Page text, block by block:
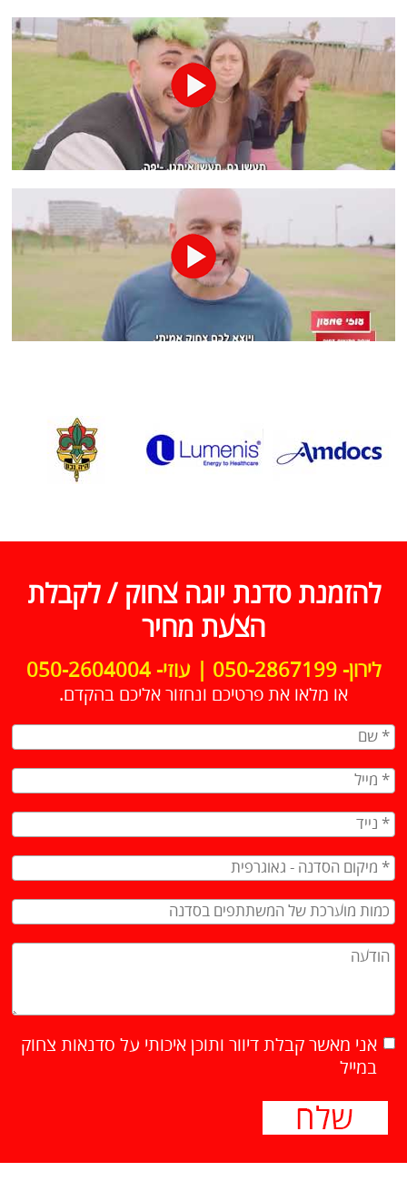
להזמנת סדנת יוגה צחוק / לקבלת
הצעת מחיר
לירון- 050-2867199 | עוזי- 050-2604004
או מלאו את פרטיכם ונחזור אליכם בהקדם.
אני מאשר קבלת דיוור ותוכן איכותי על סדנאות צחוק
במייל